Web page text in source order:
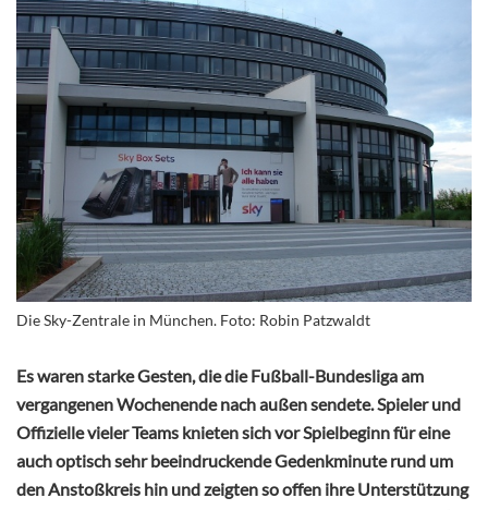
Die Sky-Zentrale in München. Foto: Robin Patzwaldt
Es waren starke Gesten, die die Fußball-Bundesliga am
vergangenen Wochenende nach außen sendete. Spieler und
Offizielle vieler Teams knieten sich vor Spielbeginn für eine
auch optisch sehr beeindruckende Gedenkminute rund um
den Anstoßkreis hin und zeigten so offen ihre Unterstützung